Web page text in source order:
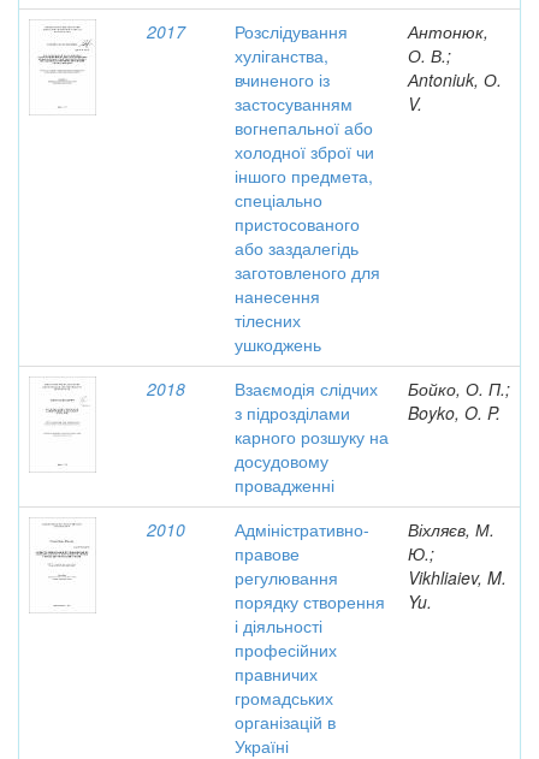
2017
Розслідування
хуліганства,
вчиненого із
застосуванням
вогнепальної або
холодної зброї чи
іншого предмета,
спеціально
пристосованого
або заздалегідь
заготовленого для
нанесення
тілесних
ушкоджень
Антонюк,
О. В.;
Аntoniuk, О.
V.
2018
Взаємодія слідчих
з підрозділами
карного розшуку на
досудовому
провадженні
Бойко, О. П.;
Boyko, O. P.
2010
Адміністративно-
правове
регулювання
порядку створення
і діяльності
професійних
правничих
громадських
організацій в
Україні
Віхляєв, М.
Ю.;
Vikhliaiev, M.
Yu.